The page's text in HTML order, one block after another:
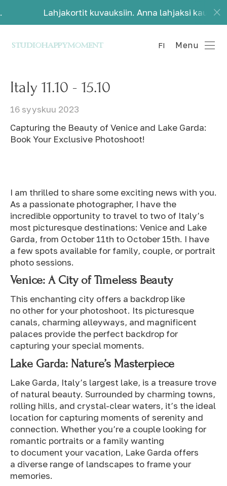
Lahjakortit kuvauksiin. Anna lahjaksi kauniita muistoja.
FI Menu
Italy 11.10 - 15.10
16 syyskuu 2023
Capturing the Beauty of Venice and Lake Garda:
Book Your Exclusive Photoshoot!
I am thrilled to share some exciting news with you.
As a passionate photographer, I have the
incredible opportunity to travel to two of Italy’s
most picturesque destinations: Venice and Lake
Garda, from October 11th to October 15th. I have
a few spots available for family, couple, or portrait
photo sessions.
Venice: A City of Timeless Beauty
This enchanting city offers a backdrop like
no other for your photoshoot. Its picturesque
canals, charming alleyways, and magnificent
palaces provide the perfect backdrop for
capturing your special moments.
Lake Garda: Nature’s Masterpiece
Lake Garda, Italy’s largest lake, is a treasure trove
of natural beauty. Surrounded by charming towns,
rolling hills, and crystal-clear waters, it’s the ideal
location for capturing moments of serenity and
connection. Whether you’re a couple looking for
romantic portraits or a family wanting
to document your vacation, Lake Garda offers
a diverse range of landscapes to frame your
memories.